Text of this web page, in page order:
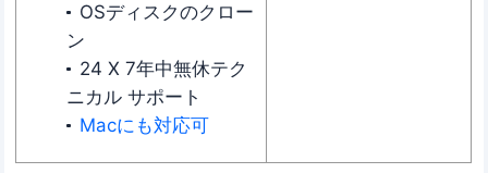
OSディスクのクロー
ン
24 X 7年中無休テク
ニカル サポート
Macにも対応可